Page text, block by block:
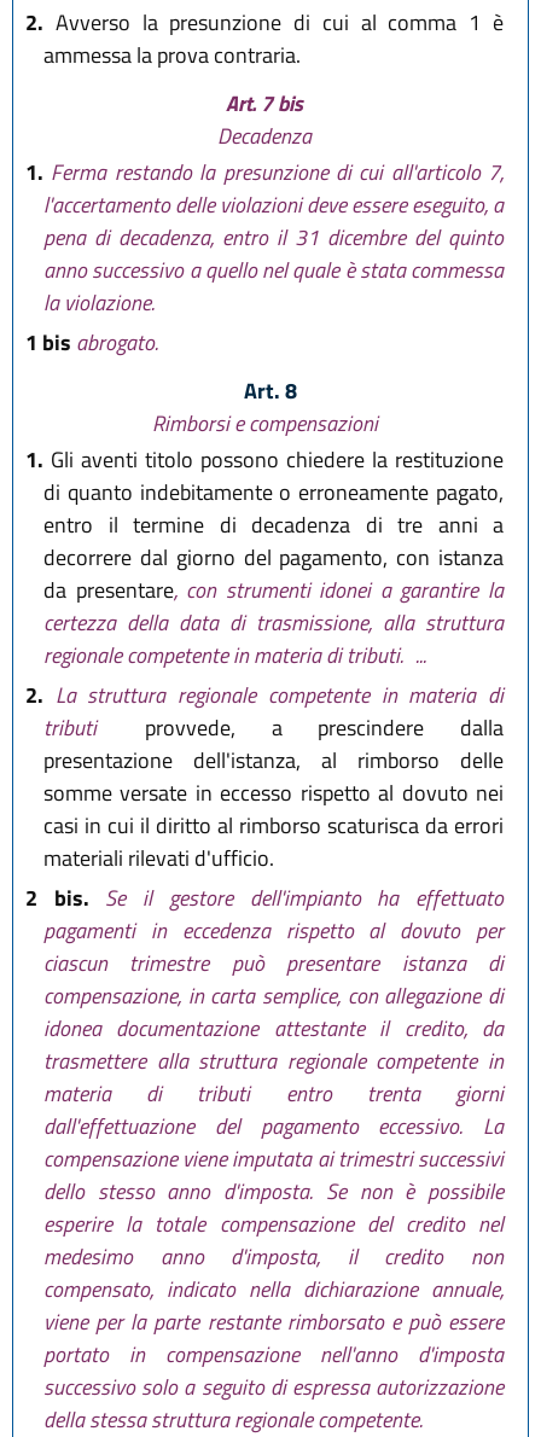
2. Avverso la presunzione di cui al comma 1 è
ammessa la prova contraria.
Art. 7 bis
Decadenza
1. Ferma restando la presunzione di cui all'articolo 7,
l'accertamento delle violazioni deve essere eseguito, a
pena di decadenza, entro il 31 dicembre del quinto
anno successivo a quello nel quale è stata commessa
la violazione.
1 bis abrogato.
Art. 8
Rimborsi e compensazioni
1. Gli aventi titolo possono chiedere la restituzione
di quanto indebitamente o erroneamente pagato,
entro il termine di decadenza di tre anni a
decorrere dal giorno del pagamento, con istanza
da presentare, con strumenti idonei a garantire la
certezza della data di trasmissione, alla struttura
regionale competente in materia di tributi. ...
2. La struttura regionale competente in materia di
tributi
provvede, a prescindere dalla
presentazione dell'istanza, al rimborso delle
somme versate in eccesso rispetto al dovuto nei
casi in cui il diritto al rimborso scaturisca da errori
materiali rilevati d'ufficio.
2 bis. Se il gestore dell'impianto ha effettuato
pagamenti in eccedenza rispetto al dovuto per
ciascun trimestre può presentare istanza di
compensazione, in carta semplice, con allegazione di
idonea documentazione attestante il credito, da
trasmettere alla struttura regionale competente in
materia di tributi entro trenta giorni
dall'effettuazione del pagamento eccessivo. La
compensazione viene imputata ai trimestri successivi
dello stesso anno d'imposta. Se non è possibile
esperire la totale compensazione del credito nel
medesimo anno d'imposta, il credito non
compensato, indicato nella dichiarazione annuale,
viene per la parte restante rimborsato e può essere
portato in compensazione nell'anno d'imposta
successivo solo a seguito di espressa autorizzazione
della stessa struttura regionale competente.